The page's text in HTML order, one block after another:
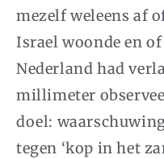
mezelf weleens af
Israel woonde en
Nederland had
millimeter
doel:
tegen ‘kop in het